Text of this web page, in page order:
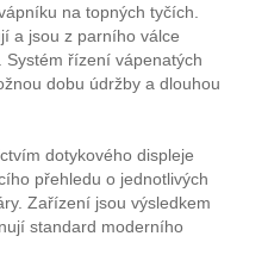
na topných tyčích.
a jsou z parního válce
řízení vápenatých
dobu údržby a dlouhou
dotykového displeje
přehledu o jednotlivých
Zařízení jsou výsledkem
standard moderního